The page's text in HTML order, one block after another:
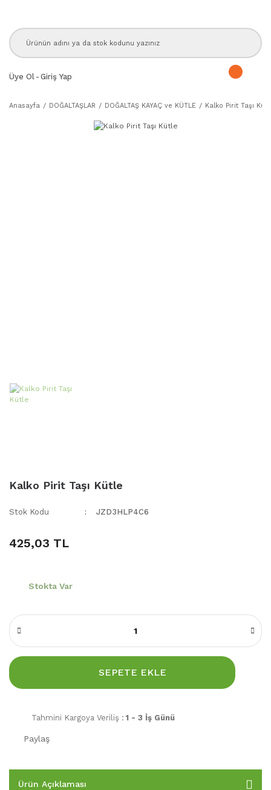
Üye Ol - Giriş Yap
Anasayfa DOĞALTAŞLAR DOĞALTAŞ KAYAÇ ve KÜTLE Kalko Pirit Taşı
Kalko Pirit Taşı Kütle
Stok Kodu JZD3HLP4C6
425,03 TL
Stokta Var
SEPETE EKLE
Tahmini Kargoya Veriliş : 1 - 3 İş Günü
Paylaş
Ürün Açıklaması